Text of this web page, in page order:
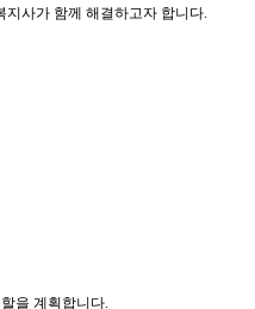
사가 함께 해결하고자 합니다.
을 계획합니다.